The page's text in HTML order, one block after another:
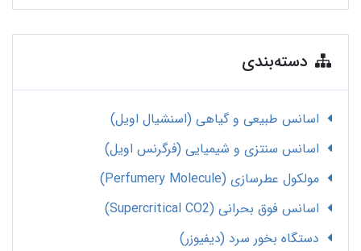
دسته‌بندی
اسانس طبیعی و گیاهی (اسنشیال اویل)
اسانس سنتزی و شیمیایی (فرگرنس اویل)
مولکول عطرسازی (Perfumery Molecule)
اسانس فوق بحرانی (Supercritical CO2)
دستگاه بخور سرد (دیفیوزر)